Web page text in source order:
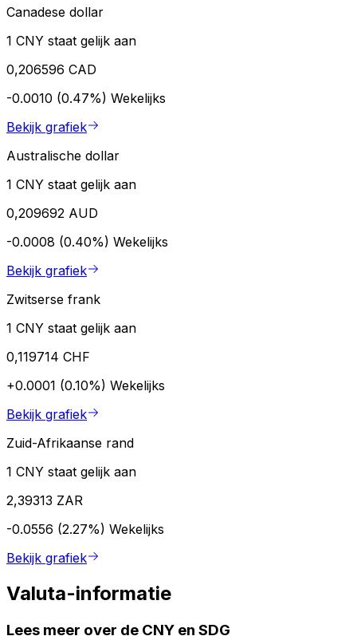
Canadese dollar
1 CNY staat gelijk aan
0,206596 CAD
-0.0010 (0.47%) Wekelijks
Bekijk grafiek
Australische dollar
1 CNY staat gelijk aan
0,209692 AUD
-0.0008 (0.40%) Wekelijks
Bekijk grafiek
Zwitserse frank
1 CNY staat gelijk aan
0,119714 CHF
+0.0001 (0.10%) Wekelijks
Bekijk grafiek
Zuid-Afrikaanse rand
1 CNY staat gelijk aan
2,39313 ZAR
-0.0556 (2.27%) Wekelijks
Bekijk grafiek
Valuta-informatie
Lees meer over de CNY en SDG